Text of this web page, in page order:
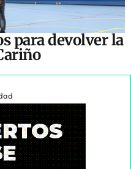
para devolver la